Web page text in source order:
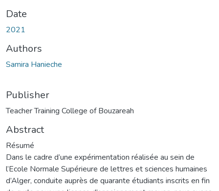
Date
2021
Authors
Samira Hanieche
Publisher
Teacher Training College of Bouzareah
Abstract
Résumé
Dans le cadre d’une expérimentation réalisée au sein de
l’Ecole Normale Supérieure de lettres et sciences humaines
d’Alger, conduite auprès de quarante étudiants inscrits en fin